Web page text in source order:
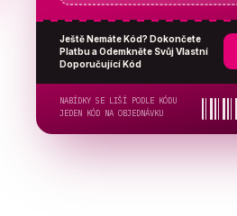
Ještě Nemáte Kód? Dokončete
Platbu a Odemkněte Svůj Vlastní
Doporučující Kód
NABÍDKY SE LIŠÍ PODLE KÓDU
JEDEN KÓD NA OBJEDNÁVKU